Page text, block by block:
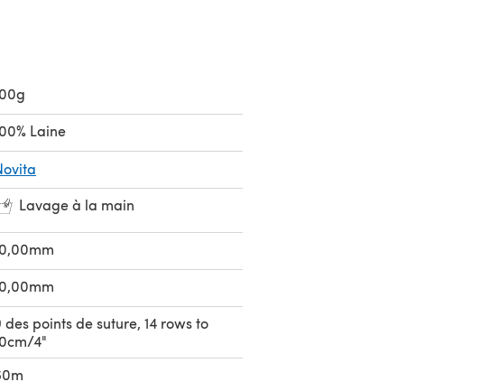
Laine
Lavage à la main
des points de suture, 14 rows to
4"